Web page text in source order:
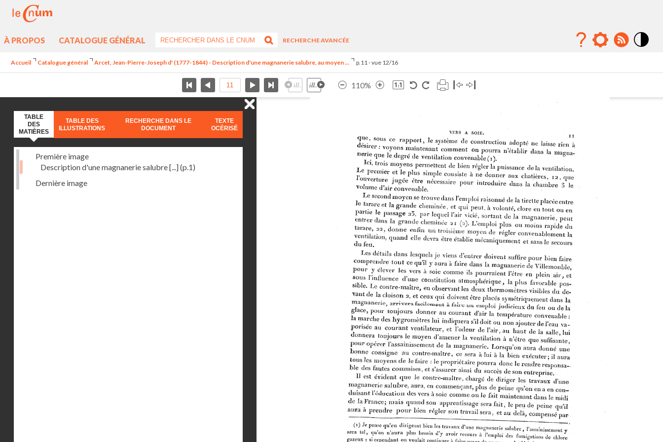
À PROPOS CATALOGUE GÉNÉRAL
RECHERCHE AVANCÉE
Accueil Catalogue général Arcet, Jean-Pierre-Joseph d' (1777-1844) - Description d'une magnanerie salubre, au moyen ... p.11 - vue 12/16
110%
TABLE
DES
MATIÈRES
TABLE DES
ILLUSTRATIONS
RECHERCHE DANS LE
DOCUMENT
TEXTE
OCÉRISÉ
Première image
Description d'une magnanerie salubre [...](p.1)
Dernière image